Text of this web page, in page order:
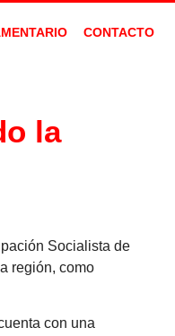
CONTACTO
la
Socialista de
región, como
con una